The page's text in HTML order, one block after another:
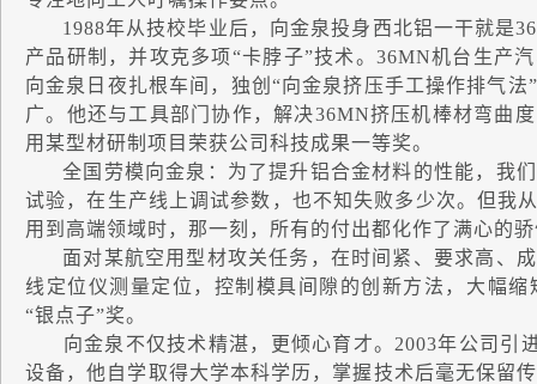
1988年从技校毕业后，向金泉投身西北铝一干就是
产品研制，并攻克多项“卡脖子”技术。36MN机台生产
向金泉日夜扎根车间，独创“向金泉挤压手工操作排气
广。他还与工具部门协作，解决36MN挤压机棒材弯曲
用某型材研制项目荣获公司科技成果一等奖。
全国劳模向金泉：为了提升铝合金材料的性能，我
试验，在生产线上调试参数，也不知失败多少次。但我
用到高端领域时，那一刻，所有的付出都化作了满心的
面对某航空用型材攻关任务，在时间紧、要求高、
线定位仪测量定位，控制模具间隙的创新方法，大幅
“银点子”奖。
向金泉不仅技术精湛，更倾心育才。2003年公司引
设备，他自学取得大学本科学历，掌握技术后毫无保留